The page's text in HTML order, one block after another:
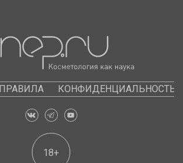
ПРАВИЛА КОНФИДЕНЦИАЛЬНОСТЬ
18+